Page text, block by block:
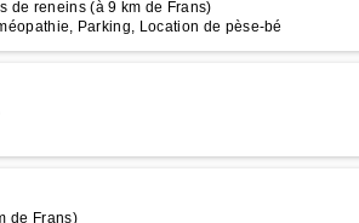
de reneins (à 9 km de Frans)
Parking, Location de pèse-bé
de Frans)